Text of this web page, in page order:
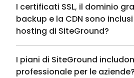
I certificati SSL, il dominio
backup e la CDN sono
hosting di SiteGround?
I piani di SiteGround
professionale per le aziende?